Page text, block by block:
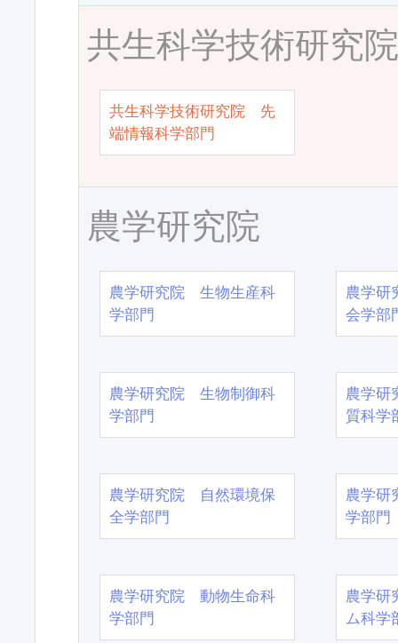
共生科学技術研究
共生科学技術研究院 先
端情報科学部門
農学研究院
農学研究院 生物生産科
学部門
農学
会学部
農学研究院 生物制御科
学部門
農学
質科学
農学研究院 自然環境保
全学部門
農学
学部門
農学研究院 動物生命科
学部門
農学
ム科学